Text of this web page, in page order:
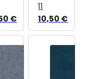
€
11
10,50 €